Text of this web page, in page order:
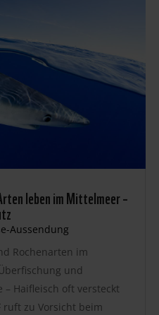
leben im Mittelmeer –
Aussendung
Rochenarten im
und
– Haifleisch oft versteckt
ruft zu Vorsicht beim